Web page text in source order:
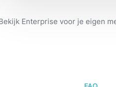
Enterprise voor je eigen